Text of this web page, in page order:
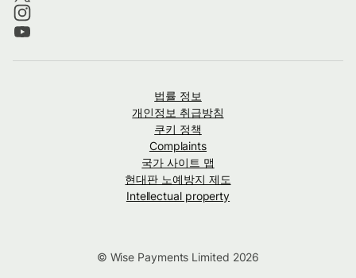
법률 정보
개인정보 취급방침
쿠키 정책
Complaints
국가 사이트 맵
현대판 노예방지 제도
Intellectual property
© Wise Payments Limited 2026